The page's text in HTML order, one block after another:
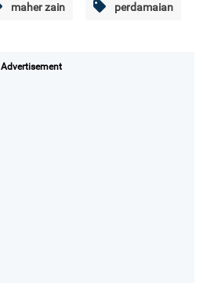
maher zain perdamaian
Advertisement